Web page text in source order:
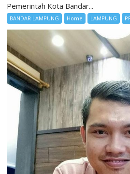
Pemerintah Kota Bandar...
BANDAR LAMPUNG Home LAMPUNG